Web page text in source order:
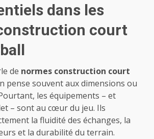
dans les
court
de normes construction court
pense souvent aux dimensions ou
les équipements – et
– sont au cœur du jeu. Ils
la fluidité des échanges, la
et la durabilité du terrain.